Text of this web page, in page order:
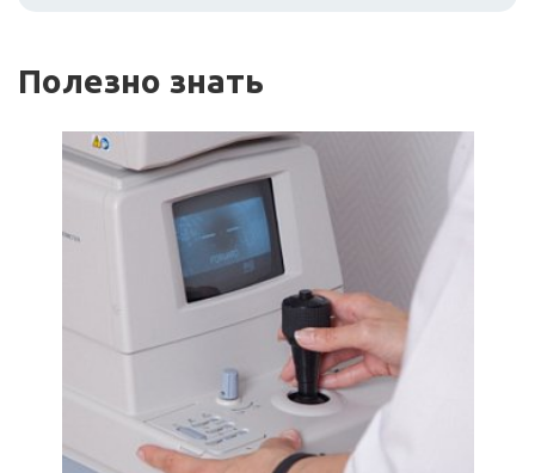
Полезно знать